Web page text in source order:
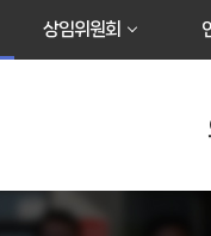
상임위원회